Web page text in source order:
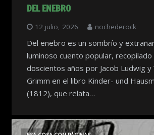
DEL ENEBRO
12 julio, 2026 nochederock
Del enebro es un sombrío y
luminoso cuento popular, recopilado
doscientos años por Jacob Ludwig y
Grimm en el libro Kinder- und
(1812), que relata…